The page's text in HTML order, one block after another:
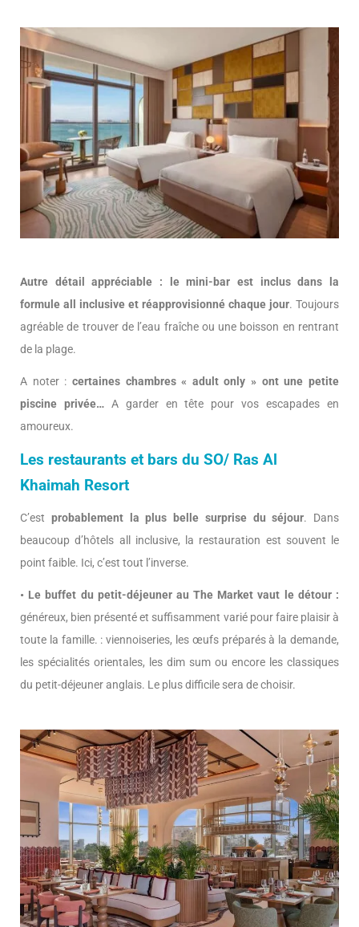
Autre détail appréciable : le mini-bar est inclus dans la
formule all inclusive et réapprovisionné chaque jour. Toujours
agréable de trouver de l’eau fraîche ou une boisson en rentrant
de la plage.
A noter : certaines chambres « adult only » ont une petite
piscine privée…A garder en tête pour vos escapades en
amoureux.
Les restaurants et bars du SO/ Ras Al
Khaimah Resort
C’est probablement la plus belle surprise du séjour. Dans
beaucoup d’hôtels all inclusive, la restauration est souvent le
point faible. Ici, c’est tout l’inverse.
• Le buffet du petit-déjeuner au The Market vaut le détour :
généreux, bien présenté et suffisamment varié pour faire plaisir à
toute la famille. : viennoiseries, les œufs préparés à la demande,
les spécialités orientales, les dim sum ou encore les classiques
du petit-déjeuner anglais. Le plus difficile sera de choisir.